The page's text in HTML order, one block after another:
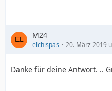
M24
elchispas 20. März 2019
Danke für deine Antwort. ..